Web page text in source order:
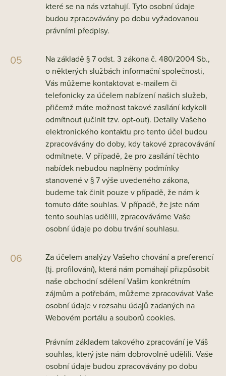
které se na nás vztahují. Tyto osobní údaje
budou zpracovávány po dobu vyžadovanou
právními předpisy.
Na základě § 7 odst. 3 zákona č. 480/2004 Sb.,
o některých službách informační společnosti,
Vás můžeme kontaktovat e-mailem či
telefonicky za účelem nabízení našich služeb,
přičemž máte možnost takové zasílání kdykoli
odmítnout (učinit tzv. opt-out). Detaily Vašeho
elektronického kontaktu pro tento účel budou
zpracovávány do doby, kdy takové zpracovávání
odmítnete. V případě, že pro zasílání těchto
nabídek nebudou naplněny podmínky
stanovené v § 7 výše uvedeného zákona,
budeme tak činit pouze v případě, že nám k
tomuto dáte souhlas. V případě, že jste nám
tento souhlas udělili, zpracováváme Vaše
osobní údaje po dobu trvání souhlasu.
Za účelem analýzy Vašeho chování a preferencí
(tj. profilování), která nám pomáhají přizpůsobit
naše obchodní sdělení Vašim konkrétním
zájmům a potřebám, můžeme zpracovávat Vaše
osobní údaje v rozsahu údajů zadaných na
Webovém portálu a souborů cookies.
Právním základem takového zpracování je Váš
souhlas, který jste nám dobrovolně udělili. Vaše
osobní údaje budou zpracovávány po dobu